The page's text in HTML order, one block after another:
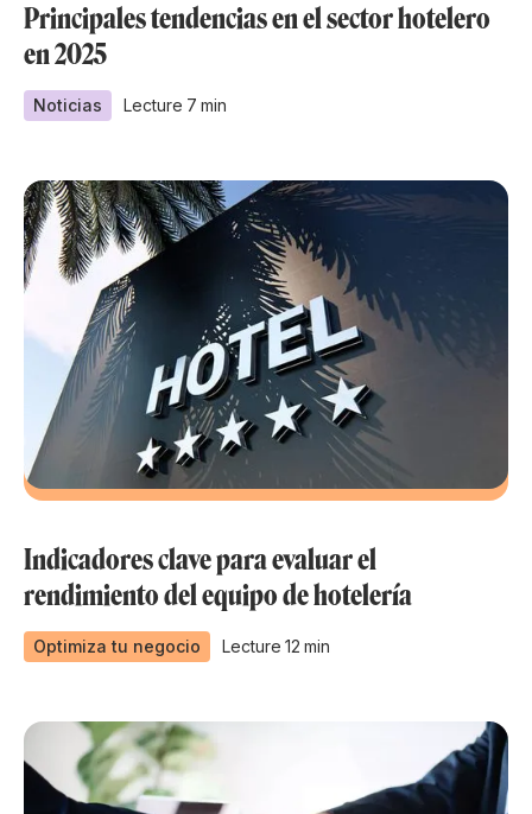
Principales tendencias en el sector hotelero
en 2025
Noticias Lecture 7 min
Indicadores clave para evaluar el
rendimiento del equipo de hotelería
Optimiza tu negocio Lecture 12 min